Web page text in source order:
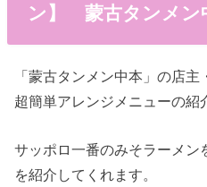
ン】 蒙古タンメン
「蒙古タンメン中本」の店
超簡単アレンジメニューの紹
サッポロ一番のみそラーメン
を紹介してくれます。